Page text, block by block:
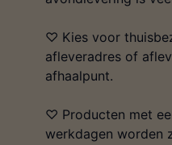
♡ Kies voor
afleveradres of
afhaalpunt.
♡ Producten met
werkdagen worden